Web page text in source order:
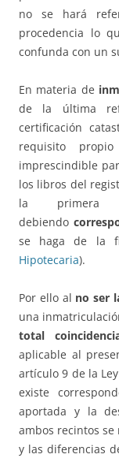
no se hará
procedencia lo
confunda con un
En materia de
de la última
certificación
requisito
imprescindible
los libros del
la primera
debiendo
se haga de la
Hipotecaria).
Por ello al no ser
una
total
aplicable al
artículo 9 de la
existe
aportada y la
ambos recintos
y las diferencias